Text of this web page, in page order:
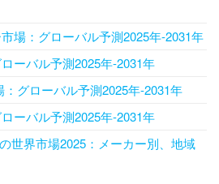
場：グローバル予測2025年-2031年
ーバル予測2025年-2031年
グローバル予測2025年-2031年
ーバル予測2025年-2031年
世界市場2025：メーカー別、地域